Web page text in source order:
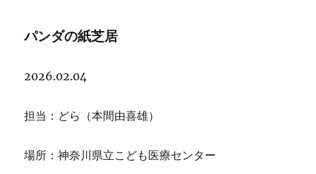
ッ
パンダの紙芝居
2026.02.04
担当：どら（本間由喜雄）
場所：神奈川県立こども医療センター